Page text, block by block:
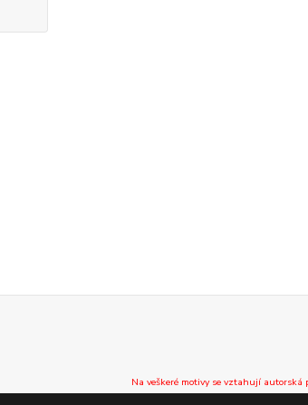
Na veškeré motivy se vztahují